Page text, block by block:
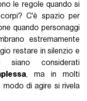
le regole quando si
C'è spazio per
quando personaggi
estremamente
restare in silenzio e
considerati
, ma in molti
di agire si rivela